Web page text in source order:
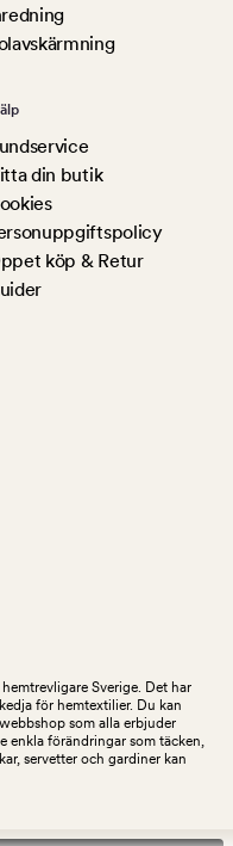
din butik
köp & Retur
Sverige. Det har
för hemtextilier. Du kan
som alla erbjuder
enkla förändringar som täcken,
servetter och gardiner kan